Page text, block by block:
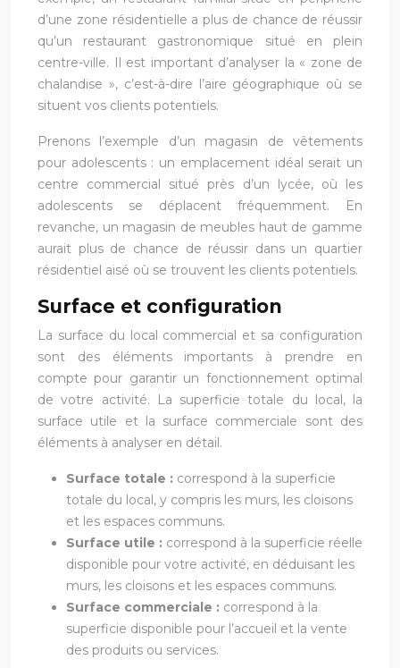
d’une zone résidentielle a plus de chance de réussir
qu’un restaurant gastronomique situé en plein
centre-ville. Il est important d’analyser la « zone de
chalandise », c’est-à-dire l’aire géographique où se
situent vos clients potentiels.
Prenons l’exemple d’un magasin de vêtements
pour adolescents : un emplacement idéal serait un
centre commercial situé près d’un lycée, où les
adolescents se déplacent fréquemment. En
revanche, un magasin de meubles haut de gamme
aurait plus de chance de réussir dans un quartier
résidentiel aisé où se trouvent les clients potentiels.
Surface et configuration
La surface du local commercial et sa configuration
sont des éléments importants à prendre en
compte pour garantir un fonctionnement optimal
de votre activité. La superficie totale du local, la
surface utile et la surface commerciale sont des
éléments à analyser en détail.
Surface totale : correspond à la superficie
totale du local, y compris les murs, les cloisons
et les espaces communs.
Surface utile : correspond à la superficie réelle
disponible pour votre activité, en déduisant les
murs, les cloisons et les espaces communs.
Surface commerciale : correspond à la
superficie disponible pour l’accueil et la vente
des produits ou services.